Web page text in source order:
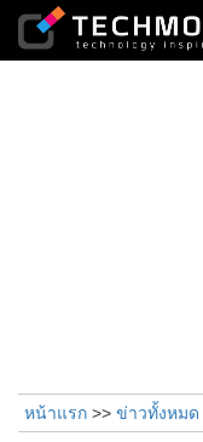
หน้าแรก >> ข่าวทั้งหมด